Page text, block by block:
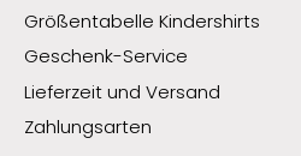
Größentabelle Kindershirts
Geschenk-Service
Lieferzeit und Versand
Zahlungsarten